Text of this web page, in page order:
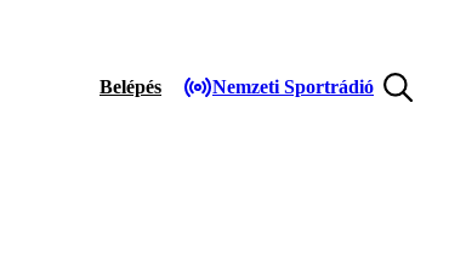
Belépés Nemzeti Sportrádió